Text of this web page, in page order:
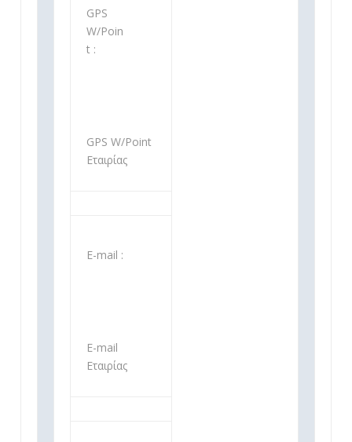
GPS
W/Poin
t :
GPS W/Point
Εταιρίας
Ε-mail :
Ε-mail
Εταιρίας